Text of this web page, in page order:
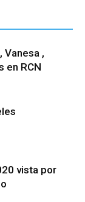
Vanesa ,
en RCN
vista por